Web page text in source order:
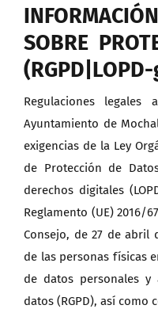
SOBRE
Regulaciones
Ayuntamiento de
exigencias de la Ley
de Protección de
derechos digitales
Reglamento (UE) 2016/
Consejo, de 27 de abril
de las personas físicas
de datos personales
datos (RGPD), así como